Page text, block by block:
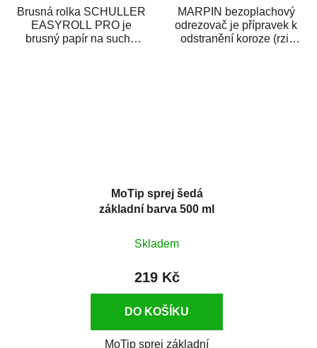
Brusná rolka SCHULLER
EASYROLL PRO je
brusný papír na suché
MARPIN bezoplachový
odrezovač je přípravek k
odstranění koroze (rzi)
MoTip sprej šedá
základní barva 500 ml
Skladem
219 Kč
DO KOŠÍKU
MoTip sprej základní